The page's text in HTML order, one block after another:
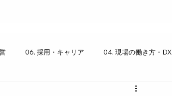
06. 採用・キャリア 04. 現場の働き方・DX